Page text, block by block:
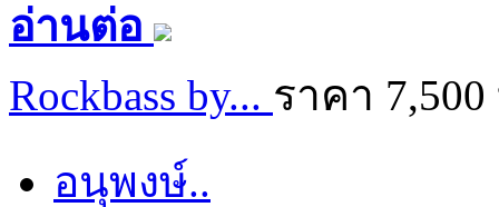
อ่านต่อ
Rockbass by... ราคา
อนุพงษ์..